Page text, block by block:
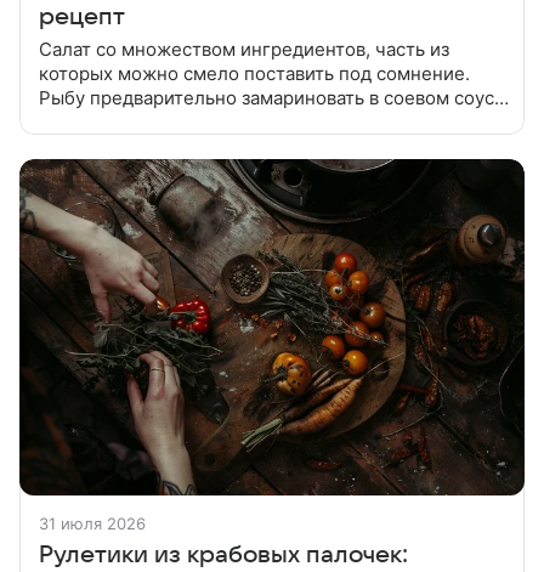
рецепт
Салат со множеством ингредиентов, часть из
которых можно смело поставить под сомнение.
Рыбу предварительно замариновать в соевом соусе
31 июля 2026
Рулетики из крабовых палочек: